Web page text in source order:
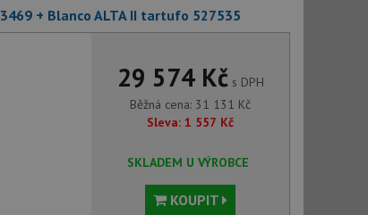
+ Blanco ALTA II tartufo 527535
29 574 Kčs DPH
Běžná cena: 31 131 Kč
Sleva: 1 557 Kč
SKLADEM U VÝROBCE
KOUPIT